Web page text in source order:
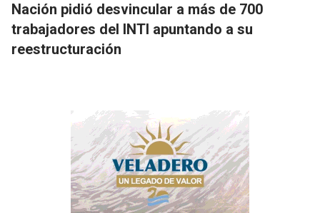
Nación pidió desvincular a más de 700
trabajadores del INTI apuntando a su
reestructuración